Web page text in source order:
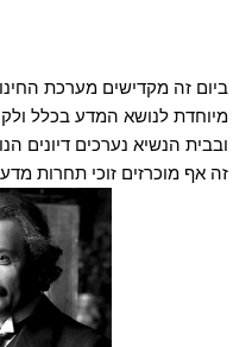
ביום זה מקדישים מערכת
מיוחדת לנושא המדע בכלל
ובבית הנשיא נערכים דיונים
זה אף מוכרזים זוכי תחרות